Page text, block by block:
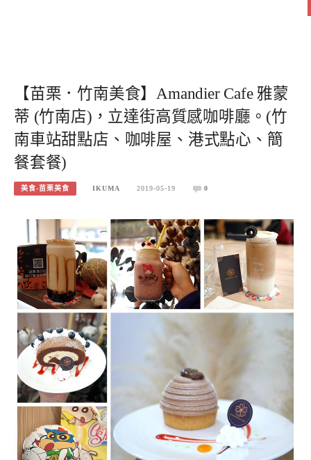
【苗栗．竹南美食】Amandier Cafe 雅蒙
蒂 (竹南店)，立達街高質感咖啡廳。(竹
南車站甜點店、咖啡屋、港式點心、簡
餐套餐)
美食-苗栗美食 IKUMA 2019-05-19 0